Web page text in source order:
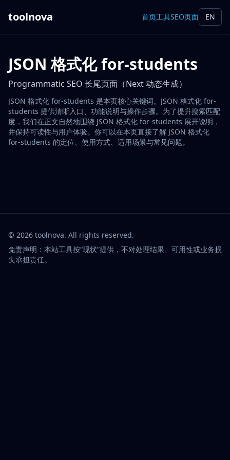
toolnova 首页工具SEO页面 EN
JSON 格式化 for-students
Programmatic SEO 长尾页面（Next 动态生成）
JSON 格式化 for-students 是本页核心关键词。JSON 格式化 for-
students 提供清晰入口、功能说明与操作步骤。为了提升搜索匹配
度，我们在正文自然地围绕 JSON 格式化 for-students 展开说明，
并保持可读性与用户体验。你可以在本页直接了解 JSON 格式化
for-students 的定位、使用方式、适用场景与常见问题。
© 2026 toolnova. All rights reserved.
免责声明：本站工具按“现状”提供，不对处理结果、可用性或业务损
失承担责任。